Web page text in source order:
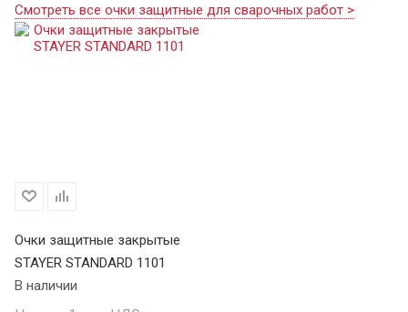
Смотреть все очки защитные для сварочных работ >
Очки защитные закрытые
STAYER STANDARD 1101
В наличии